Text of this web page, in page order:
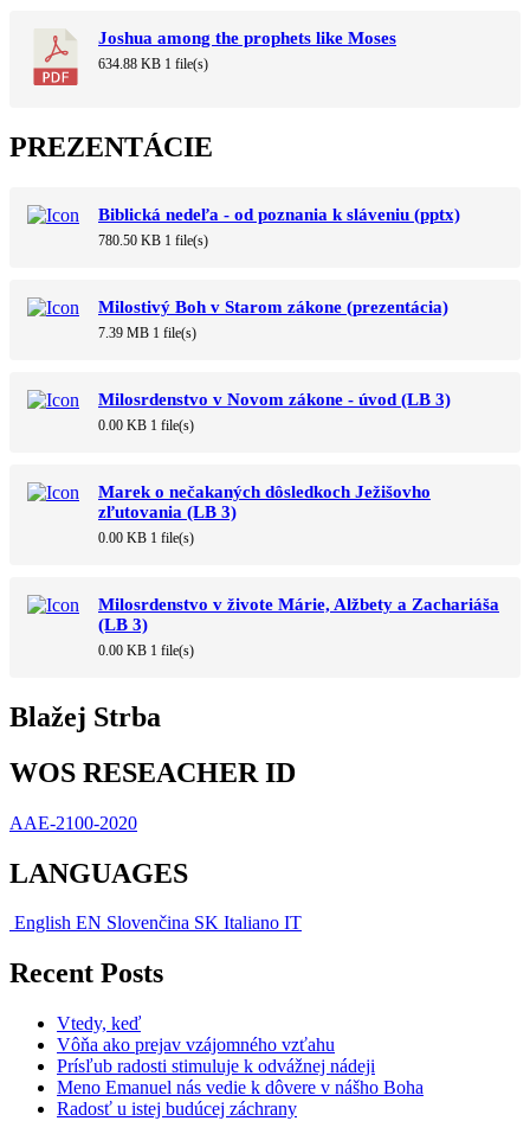
Joshua among the prophets like Moses
634.88 KB 1 file(s)
PREZENTÁCIE
Biblická nedeľa - od poznania k sláveniu (pptx)
780.50 KB 1 file(s)
Milostivý Boh v Starom zákone (prezentácia)
7.39 MB 1 file(s)
Milosrdenstvo v Novom zákone - úvod (LB 3)
0.00 KB 1 file(s)
Marek o nečakaných dôsledkoch Ježišovho
zľutovania (LB 3)
0.00 KB 1 file(s)
Milosrdenstvo v živote Márie, Alžbety a Zachariáša
(LB 3)
0.00 KB 1 file(s)
Blažej Strba
WOS RESEACHER ID
AAE-2100-2020
LANGUAGES
English EN Slovenčina SK Italiano IT
Recent Posts
Vtedy, keď
Vôňa ako prejav vzájomného vzťahu
Prísľub radosti stimuluje k odvážnej nádeji
Meno Emanuel nás vedie k dôvere v nášho Boha
Radosť u istej budúcej záchrany